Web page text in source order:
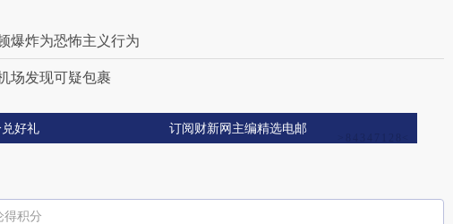
爆炸为恐怖主义行为
场发现可疑包裹
好礼 订阅财新网主编精选电邮
得积分